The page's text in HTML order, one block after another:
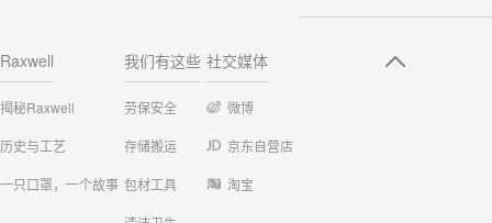
Raxwell
揭秘Raxwell
历史与工艺
一只口罩，一个故事
我们有这些
劳保安全
存储搬运
包材工具
社交媒体
微博
京东自营店
淘宝